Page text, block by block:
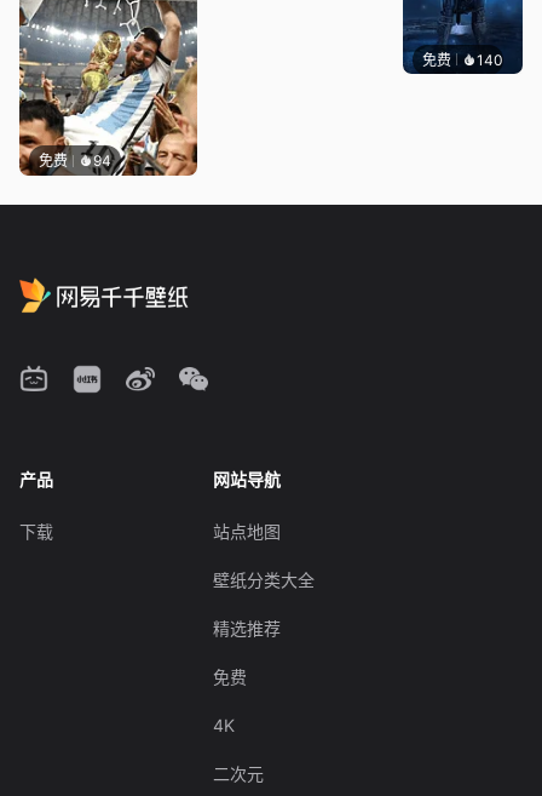
免费 94
免费 140
产品
下载
网站导航
站点地图
壁纸分类大全
精选推荐
免费
4K
二次元